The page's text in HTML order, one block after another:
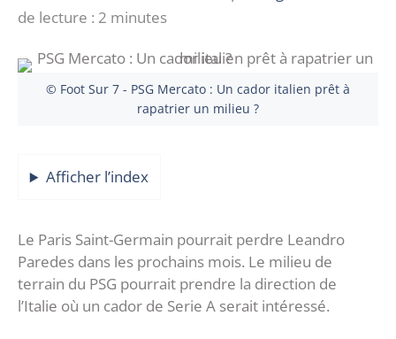
de lecture : 2 minutes
© Foot Sur 7 - PSG Mercato : Un cador italien prêt à
rapatrier un milieu ?
Afficher l’index
Le Paris Saint-Germain pourrait perdre Leandro
Paredes dans les prochains mois. Le milieu de
terrain du PSG pourrait prendre la direction de
l’Italie où un cador de Serie A serait intéressé.